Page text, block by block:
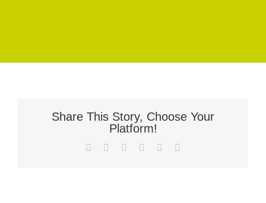
Share This Story, Choose Your
Platform!
Facebook LinkedInWhatsApp
Pinterest